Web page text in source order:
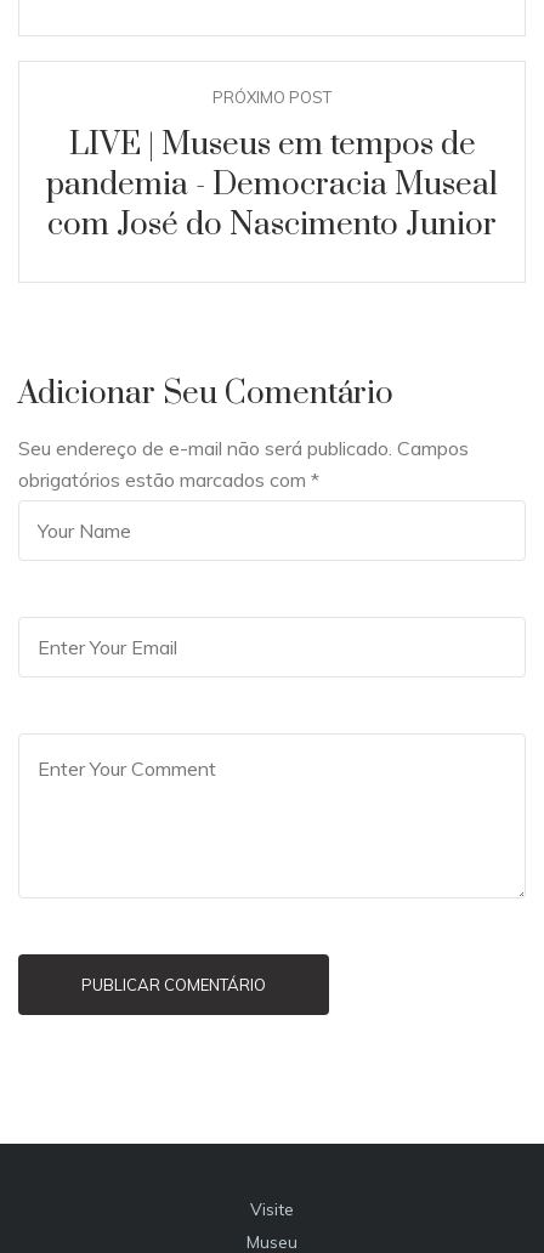
PRÓXIMO POST
LIVE | Museus em tempos de
pandemia - Democracia Museal
com José do Nascimento Junior
Adicionar Seu Comentário
Seu endereço de e-mail não será publicado. Campos
obrigatórios estão marcados com *
PUBLICAR COMENTÁRIO
Visite
Museu